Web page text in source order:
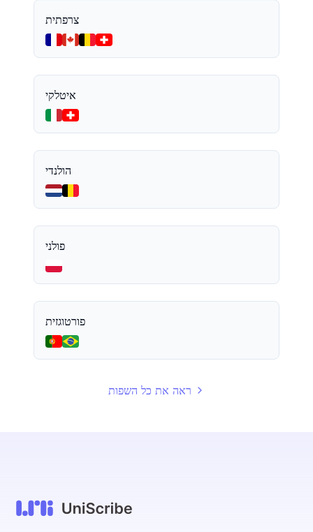
צרפתית
איטלקי
הולנדי
פולני
פורטוגזית
ראה את כל השפות